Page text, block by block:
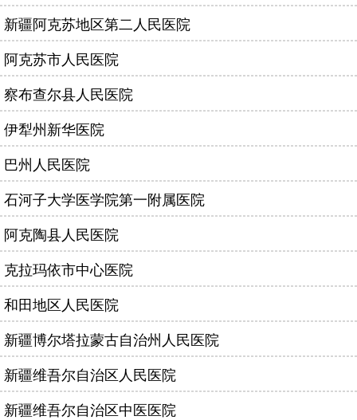
新疆阿克苏地区第二人民医院
阿克苏市人民医院
察布查尔县人民医院
伊犁州新华医院
巴州人民医院
石河子大学医学院第一附属医院
阿克陶县人民医院
克拉玛依市中心医院
和田地区人民医院
新疆博尔塔拉蒙古自治州人民医院
新疆维吾尔自治区人民医院
新疆维吾尔自治区中医医院